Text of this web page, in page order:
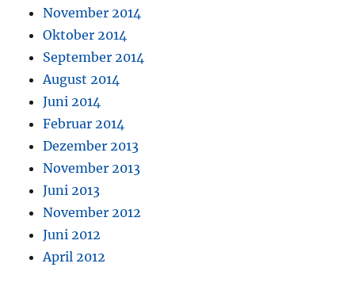
November 2014
Oktober 2014
September 2014
August 2014
Juni 2014
Februar 2014
Dezember 2013
November 2013
Juni 2013
November 2012
Juni 2012
April 2012